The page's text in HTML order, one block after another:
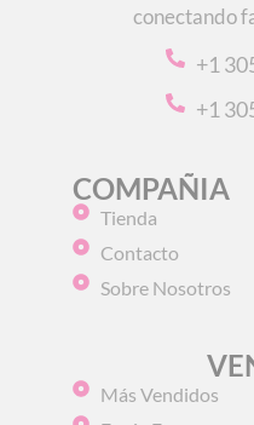
conectando
+1
+1
COMPAÑIA
Tienda
Contacto
Sobre Nosotros
Más Vendidos